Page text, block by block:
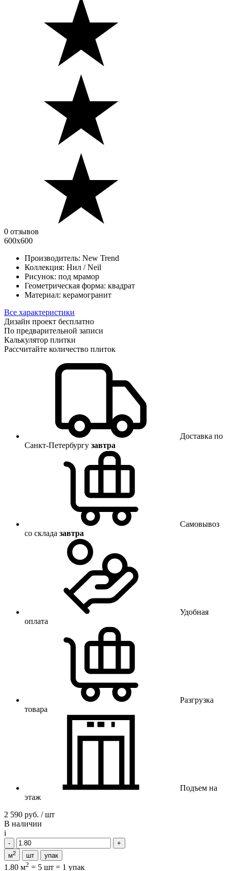
0 отзывов
600х600
Производитель: New Trend
Коллекция: Нил / Neil
Рисунок: под мрамор
Геометрическая форма: квадрат
Материал: керамогранит
Все характеристики
Дизайн проект бесплатно
По предварительной записи
Калькулятор плитки
Рассчитайте количество плиток
Доставка по
Санкт-Петербургу завтра
Самовывоз
со склада завтра
Удобная
оплата
Разгрузка
товара
Подъем на
этаж
2 590 руб. / шт
В наличии
i
м2 шт упак
1.80 м2 = 5 шт = 1 упак